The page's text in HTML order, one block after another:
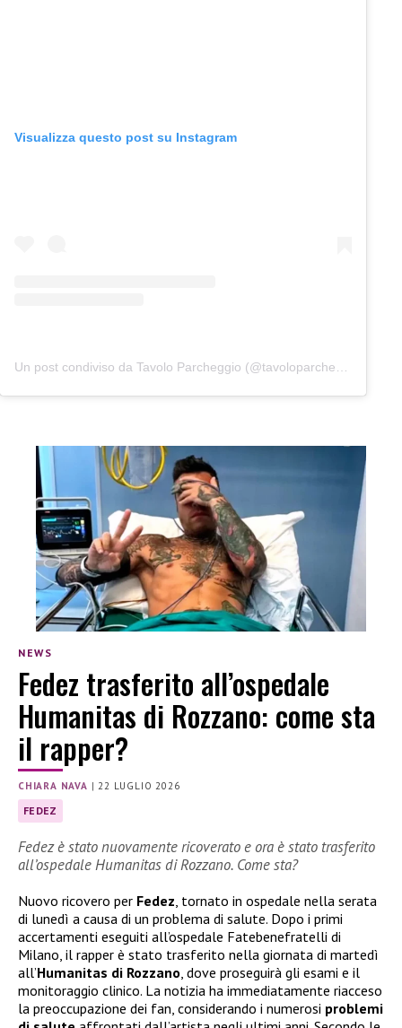
Visualizza questo post su Instagram
NEWS
Fedez trasferito all’ospedale
Humanitas di Rozzano: come sta
il rapper?
CHIARA NAVA |22 LUGLIO 2026
FEDEZ
Fedez è stato nuovamente ricoverato e ora è stato trasferito
all’ospedale Humanitas di Rozzano. Come sta?
Nuovo ricovero per Fedez, tornato in ospedale nella serata
di lunedì a causa di un problema di salute. Dopo i primi
accertamenti eseguiti all’ospedale Fatebenefratelli di
Milano, il rapper è stato trasferito nella giornata di martedì
all’Humanitas di Rozzano, dove proseguirà gli esami e il
monitoraggio clinico. La notizia ha immediatamente riacceso
la preoccupazione dei fan, considerando i numerosi problemi